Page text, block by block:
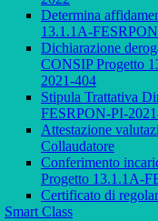
Determina
13.1.1A-
Dichiarazione
CONSIP Progetto
2021-404
Stipula Trattativa
FESRPON-PI-
Attestazione
Collaudatore
Conferimento
Progetto 13.1.1A-
Certificato di
Smart Class